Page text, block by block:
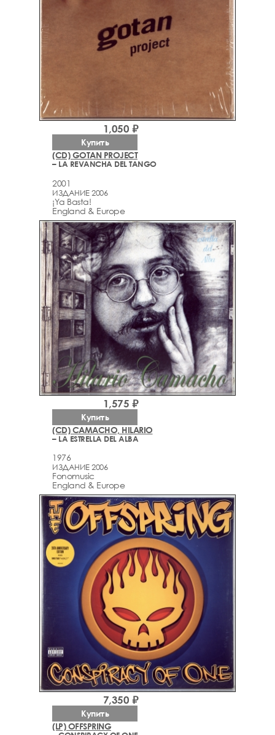
(CD) GOTAN PROJECT
– LA REVANCHA DEL TANGO
2001
ИЗДАНИЕ 2006
¡Ya Basta!
England & Europe
1,050 ₽
Купить
(CD) CAMACHO, HILARIO
– LA ESTRELLA DEL ALBA
1976
ИЗДАНИЕ 2006
Fonomusic
England & Europe
1,575 ₽
Купить
(LP) OFFSPRING
7,350 ₽
Купить